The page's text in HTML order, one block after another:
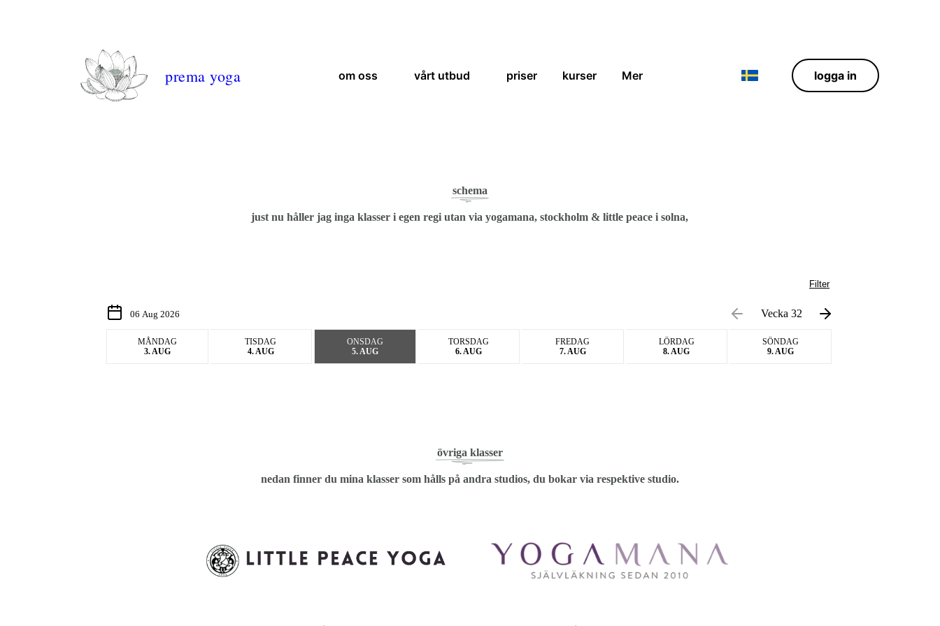
prema yoga om oss vårt utbud priser kurser Mer logga in
schema
just nu håller jag inga klasser i egen regi utan via yogamana, stockholm & little peace i solna,
Filter
Vecka 32
Instruktör Kategorier
MÅNDAG
3. AUG
TISDAG
4. AUG
ONSDAG
5. AUG
TORSDAG
6. AUG
FREDAG
7. AUG
LÖRDAG
8. AUG
SÖNDAG
9. AUG
övriga klasser
nedan finner du mina klasser som hålls på andra studios, du bokar via respektive studio.